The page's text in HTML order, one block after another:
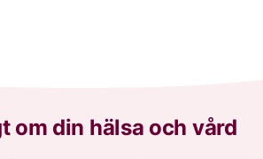
om din hälsa och vård